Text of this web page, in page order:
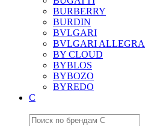
BURBERRY
BURDIN
BVLGARI
BVLGARI ALLEGRA
BY CLOUD
BYBLOS
BYBOZO
BYREDO
C